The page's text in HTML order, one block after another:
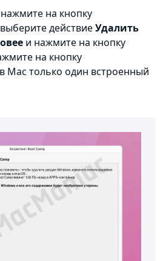
на кнопку
действиеУдалить
и нажмите на кнопку
на кнопку
Mac только один встроенный